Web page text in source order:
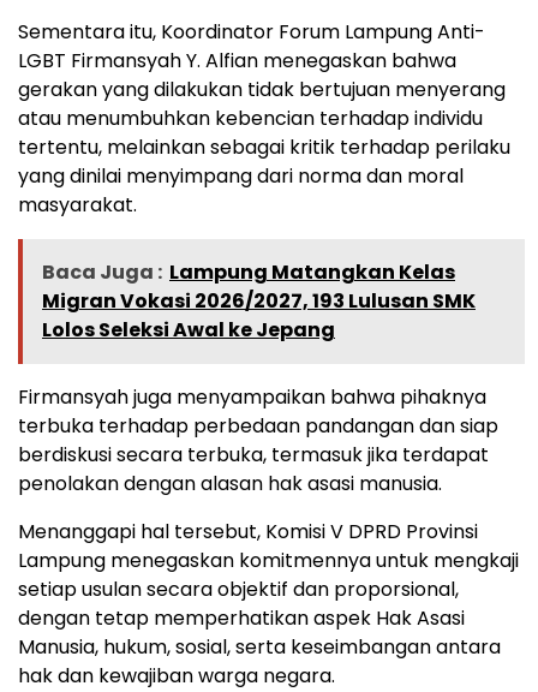
Sementara itu, Koordinator Forum Lampung Anti-
LGBT Firmansyah Y. Alfian menegaskan bahwa
gerakan yang dilakukan tidak bertujuan menyerang
atau menumbuhkan kebencian terhadap individu
tertentu, melainkan sebagai kritik terhadap perilaku
yang dinilai menyimpang dari norma dan moral
masyarakat.
Baca Juga : Lampung Matangkan Kelas
Migran Vokasi 2026/2027, 193 Lulusan SMK
Lolos Seleksi Awal ke Jepang
Firmansyah juga menyampaikan bahwa pihaknya
terbuka terhadap perbedaan pandangan dan siap
berdiskusi secara terbuka, termasuk jika terdapat
penolakan dengan alasan hak asasi manusia.
Menanggapi hal tersebut, Komisi V DPRD Provinsi
Lampung menegaskan komitmennya untuk mengkaji
setiap usulan secara objektif dan proporsional,
dengan tetap memperhatikan aspek Hak Asasi
Manusia, hukum, sosial, serta keseimbangan antara
hak dan kewajiban warga negara.